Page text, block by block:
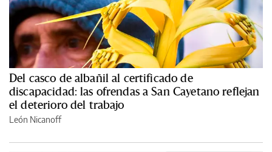
Del casco de albañil al certificado de
discapacidad: las ofrendas a San Cayetano reflejan
el deterioro del trabajo
León Nicanoff